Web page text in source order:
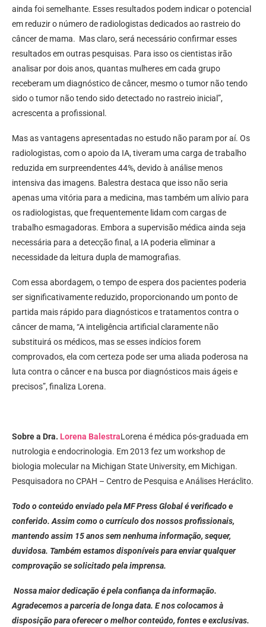
ainda foi semelhante. Esses resultados podem indicar o potencial
em reduzir o número de radiologistas dedicados ao rastreio do
câncer de mama. Mas claro, será necessário confirmar esses
resultados em outras pesquisas. Para isso os cientistas irão
analisar por dois anos, quantas mulheres em cada grupo
receberam um diagnóstico de câncer, mesmo o tumor não tendo
sido o tumor não tendo sido detectado no rastreio inicial”,
acrescenta a profissional.
Mas as vantagens apresentadas no estudo não param por aí. Os
radiologistas, com o apoio da IA, tiveram uma carga de trabalho
reduzida em surpreendentes 44%, devido à análise menos
intensiva das imagens. Balestra destaca que isso não seria
apenas uma vitória para a medicina, mas também um alívio para
os radiologistas, que frequentemente lidam com cargas de
trabalho esmagadoras. Embora a supervisão médica ainda seja
necessária para a detecção final, a IA poderia eliminar a
necessidade da leitura dupla de mamografias.
Com essa abordagem, o tempo de espera dos pacientes poderia
ser significativamente reduzido, proporcionando um ponto de
partida mais rápido para diagnósticos e tratamentos contra o
câncer de mama, “A inteligência artificial claramente não
substituirá os médicos, mas se esses indícios forem
comprovados, ela com certeza pode ser uma aliada poderosa na
luta contra o câncer e na busca por diagnósticos mais ágeis e
precisos”, finaliza Lorena.
Sobre a Dra. Lorena BalestraLorena é médica pós-graduada em
nutrologia e endocrinologia. Em 2013 fez um workshop de
biologia molecular na Michigan State University, em Michigan.
Pesquisadora no CPAH – Centro de Pesquisa e Análises Heráclito.
Todo o conteúdo enviado pela MF Press Global é verificado e
conferido. Assim como o currículo dos nossos profissionais,
mantendo assim 15 anos sem nenhuma informação, sequer,
duvidosa. Também estamos disponíveis para enviar qualquer
comprovação se solicitado pela imprensa.
Nossa maior dedicação é pela confiança da informação.
Agradecemos a parceria de longa data. E nos colocamos à
disposição para oferecer o melhor conteúdo, fontes e exclusivas.